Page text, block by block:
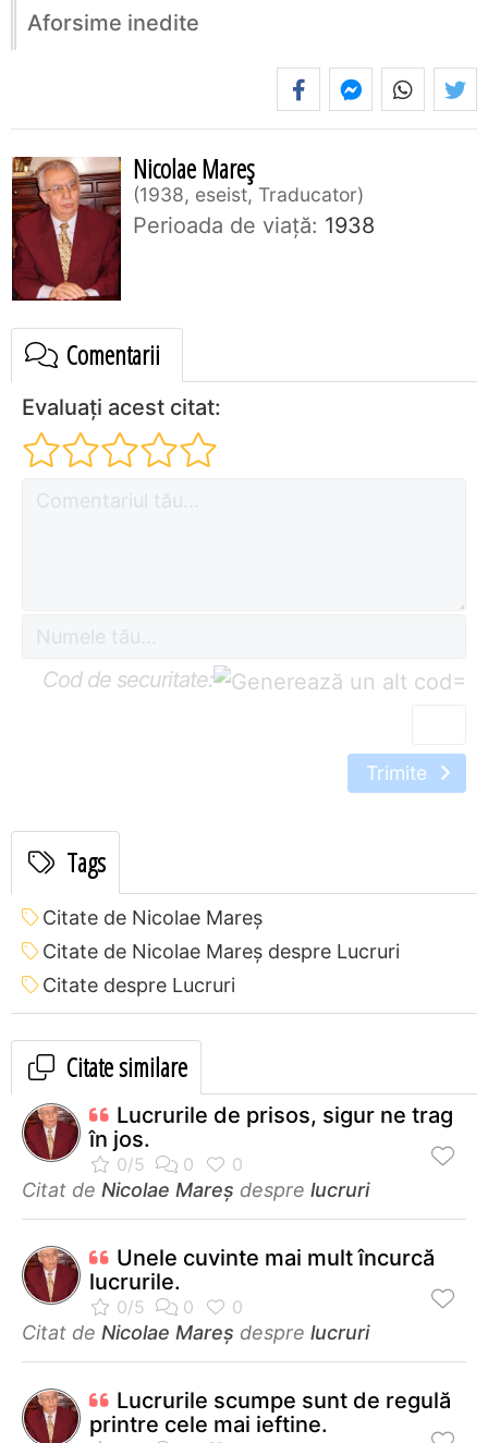
Aforsime inedite
Nicolae Mareș
1938, eseist, Traducator
Perioada de viaţă: 1938
Comentarii
Evaluați acest citat:
Cod de securitate: =
Trimite
Tags
Citate de Nicolae Mareș
Citate de Nicolae Mareș despre Lucruri
Citate despre Lucruri
Citate similare
Lucrurile de prisos, sigur ne trag
în jos.
Citat de Nicolae Mareș despre lucruri
Unele cuvinte mai mult încurcă
lucrurile.
Citat de Nicolae Mareș despre lucruri
Lucrurile scumpe sunt de regulă
printre cele mai ieftine.